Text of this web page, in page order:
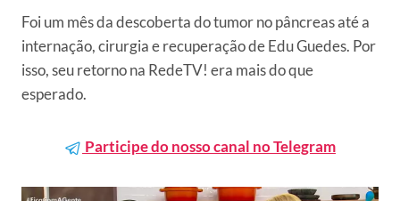
Foi um mês da descoberta do tumor no pâncreas até a
internação, cirurgia e recuperação de Edu Guedes. Por
isso, seu retorno na RedeTV! era mais do que
esperado.
Participe do nosso canal no Telegram